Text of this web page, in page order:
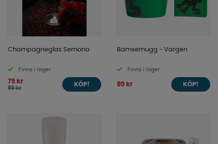
Champagneglas Semona
Finns i lager
75 kr
89 kr
KÖP!
Bamsemugg - Vargen
Finns i lager
89 kr KÖP!